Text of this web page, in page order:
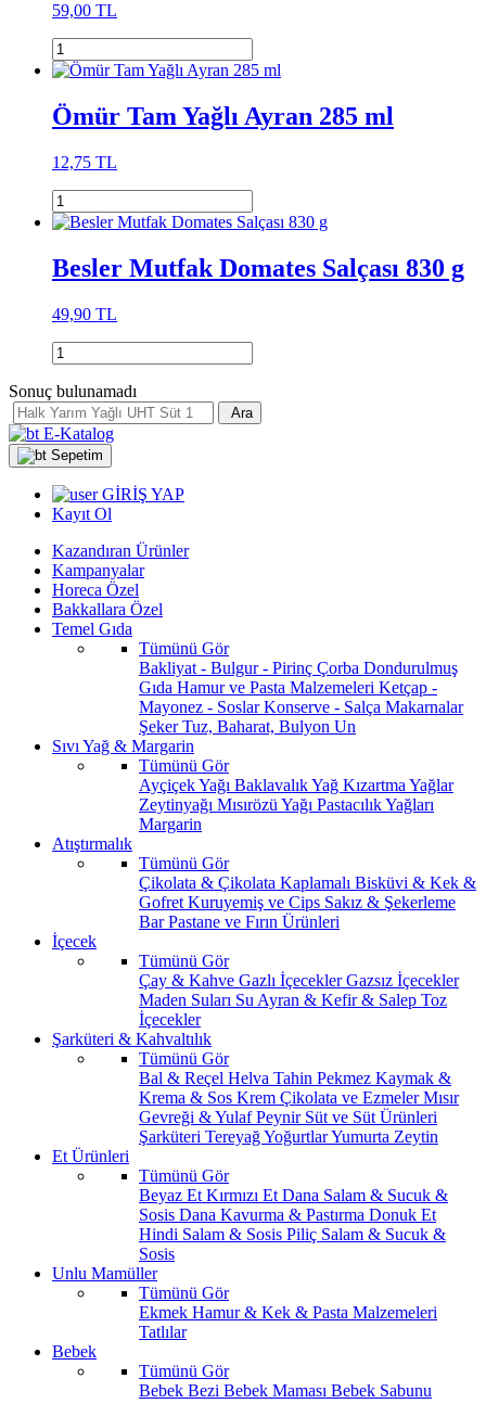
59,00 TL
Ömür Tam Yağlı Ayran 285 ml
12,75 TL
Besler Mutfak Domates Salçası 830 g
49,90 TL
Sonuç bulunamadı
Ara
E-Katalog
Sepetim
GİRİŞ YAP
Kayıt Ol
Kazandıran Ürünler
Kampanyalar
Horeca Özel
Bakkallara Özel
Temel Gıda
Tümünü Gör
Bakliyat - Bulgur - Pirinç Çorba Dondurulmuş
Gıda Hamur ve Pasta Malzemeleri Ketçap -
Mayonez - SoslarKonserve - Salça Makarnalar
ŞekerTuz, Baharat, Bulyon Un
Sıvı Yağ & Margarin
Tümünü Gör
Ayçiçek Yağı Baklavalık Yağ Kızartma Yağlar
Zeytinyağı Mısırözü Yağı Pastacılık Yağları
Margarin
Atıştırmalık
Tümünü Gör
Çikolata & Çikolata Kaplamalı Bisküvi & Kek &
Gofret Kuruyemiş ve Cips Sakız & Şekerleme
BarPastane ve Fırın Ürünleri
İçecek
Tümünü Gör
Çay & Kahve Gazlı İçeceklerGazsız İçecekler
Maden Suları Su Ayran & Kefir & Salep Toz
İçecekler
Şarküteri & Kahvaltılık
Tümünü Gör
Bal & Reçel Helva Tahin Pekmez Kaymak &
Krema & Sos Krem Çikolata ve EzmelerMısır
Gevreği & YulafPeynir Süt ve Süt Ürünleri
Şarküteri TereyağYoğurtlarYumurta Zeytin
Et Ürünleri
Tümünü Gör
Beyaz Et Kırmızı Et Dana Salam & Sucuk &
Sosis Dana Kavurma & Pastırma Donuk Et
Hindi Salam & Sosis Piliç Salam & Sucuk &
Sosis
Unlu Mamüller
Tümünü Gör
Ekmek Hamur & Kek & Pasta Malzemeleri
Tatlılar
Bebek
Tümünü Gör
Bebek Bezi Bebek Maması Bebek Sabunu